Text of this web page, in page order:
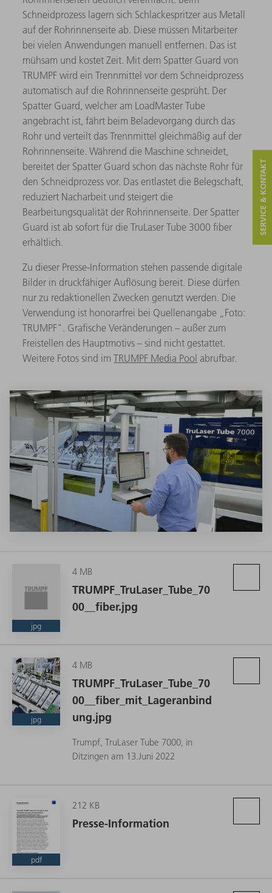
Schneidprozess lagern sich Schlackespritzer aus Metall
auf der Rohrinnenseite ab. Diese müssen Mitarbeiter
bei vielen Anwendungen manuell entfernen. Das ist
mühsam und kostet Zeit. Mit dem Spatter Guard von
TRUMPF wird ein Trennmittel vor dem Schneidprozess
automatisch auf die Rohrinnenseite gesprüht. Der
Spatter Guard, welcher am LoadMaster Tube
angebracht ist, fährt beim Beladevorgang durch das
Rohr und verteilt das Trennmittel gleichmäßig auf der
Rohrinnenseite. Während die Maschine schneidet,
bereitet der Spatter Guard schon das nächste Rohr für
den Schneidprozess vor. Das entlastet die Belegschaft,
reduziert Nacharbeit und steigert die
Bearbeitungsqualität der Rohrinnenseite. Der Spatter
Guard ist ab sofort für die TruLaser Tube 3000 fiber
erhältlich.
Zu dieser Presse-Information stehen passende digitale
Bilder in druckfähiger Auflösung bereit. Diese dürfen
nur zu redaktionellen Zwecken genutzt werden. Die
Verwendung ist honorarfrei bei Quellenangabe „Foto:
TRUMPF". Grafische Veränderungen – außer zum
Freistellen des Hauptmotivs – sind nicht gestattet.
Weitere Fotos sind imTRUMPF Media Pool abrufbar.
Die neue Lageranbindung von TRUMPF und STOPA
transportiert Teile automatisch vom Lager zum Schneidkopf
der TruLaser Tube 7000. (Quelle: TRUMPF)
jpg
4 MB
TRUMPF_TruLaser_Tube_70
00__fiber.jpg
jpg
4 MB
TRUMPF_TruLaser_Tube_70
00__fiber_mit_Lageranbind
ung.jpg
Trumpf, TruLaser Tube 7000, in
Ditzingen am 13.Juni 2022
pdf
212 KB
Presse-Information
SERVICE & KONTAKT